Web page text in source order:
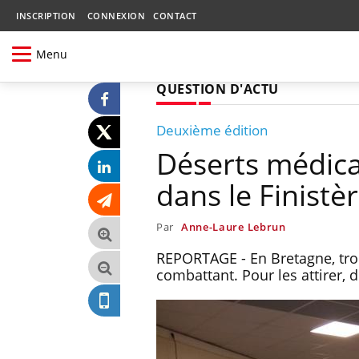
INSCRIPTION CONNEXION CONTACT
Menu
QUESTION D'ACTU
Deuxième édition
Déserts
dans le
Par Anne-Laure Lebrun
REPORTAGE - En Bretagne,
combattant. Pour les attirer,